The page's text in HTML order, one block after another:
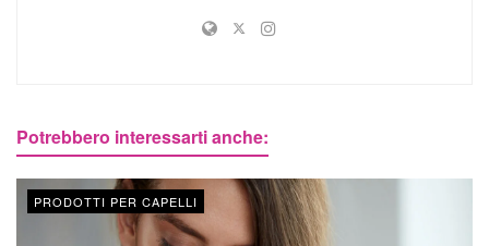
Potrebbero interessarti anche:
PRODOTTI PER CAPELLI